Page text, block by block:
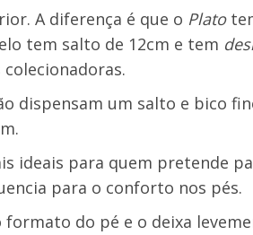
A diferença é que o Plato
tem salto de 12cm e tem
dispensam um salto e bico
ideais para quem pretende
para o conforto nos pés.
do pé e o deixa